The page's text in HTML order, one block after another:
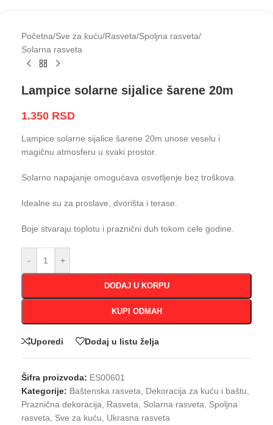
Početna/Sve za kuću/Rasveta/Spoljna rasveta/
Solarna rasveta
Lampice solarne sijalice šarene 20m
1.350 RSD
Lampice solarne sijalice šarene 20m unose veselu i
magičnu atmosferu u svaki prostor.
Solarno napajanje omogućava osvetljenje bez troškova.
Idealne su za proslave, dvorišta i terase.
Boje stvaraju toplotu i praznični duh tokom cele godine.
- +
DODAJ U KORPU
KUPI ODMAH
Uporedi Dodaj u listu želja
Šifra proizvoda: ES00601
Kategorije: Baštenska rasveta, Dekoracija za kuću i baštu,
Praznična dekoracija, Rasveta, Solarna rasveta, Spoljna
rasveta, Sve za kuću, Ukrasna rasveta